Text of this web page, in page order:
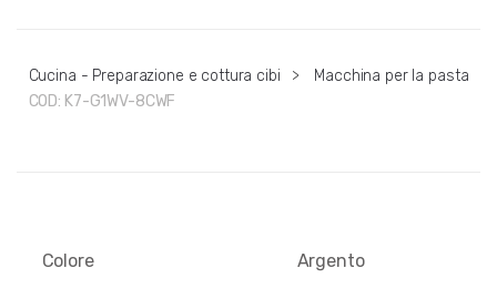
Cucina - Preparazione e cottura cibi >
Macchina per la pasta
COD: K7-G1WV-8CWF
Colore Argento